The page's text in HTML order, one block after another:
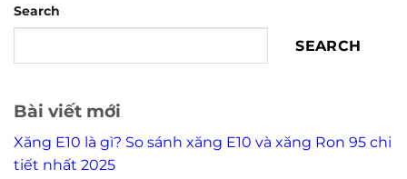
Search
SEARCH
Bài viết mới
Xăng E10 là gì? So sánh xăng E10 và xăng Ron 95 chi
tiết nhất 2025